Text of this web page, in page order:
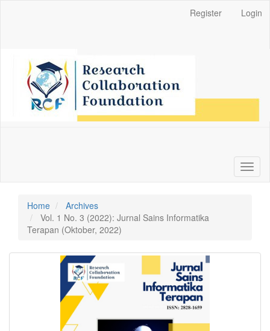
Register Login
Home
Archives
Vol. 1 No. 3 (2022): Jurnal Sains Informatika
Terapan (Oktober, 2022)